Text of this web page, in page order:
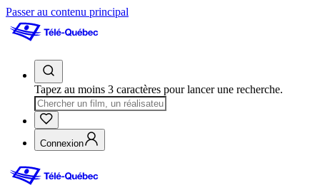
Passer au contenu principal
Tapez au moins 3 caractères pour lancer une recherche.
Connexion